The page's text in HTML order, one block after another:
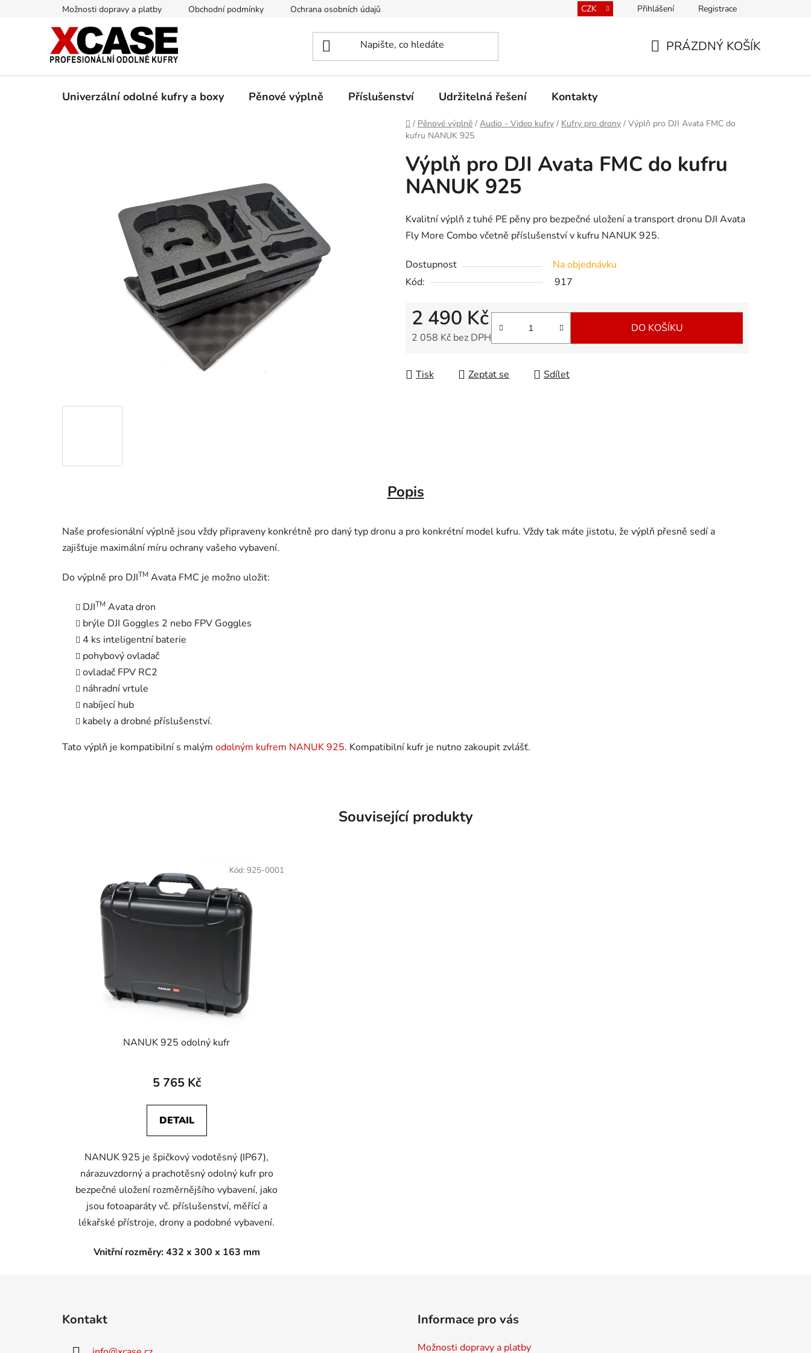
Možnosti dopravy a platby Obchodní podmínky Ochrana osobních údajů Prodávané značky Mapa serveru
CZK Přihlášení Registrace
PRÁZDNÝ KOŠÍK
Univerzální odolné kufry a boxy Pěnové výplně Příslušenství Udržitelná řešení Kontakty
Domů
/ Pěnové výplně / Audio - Video kufry / Kufry pro drony / Výplň pro DJI Avata FMC do
kufru NANUK 925
Výplň pro DJI Avata FMC do kufru
NANUK 925
Kvalitní výplň z tuhé PE pěny pro bezpečné uložení a transport dronu DJI Avata
Fly More Combo včetně příslušenství v kufru NANUK 925.
Dostupnost
Na objednávku
Kód:
917
2 490 Kč
2 058 Kč bez DPH
DO KOŠÍKU
Tisk Zeptat se Sdílet
Popis
Naše profesionální výplně jsou vždy připraveny konkrétně pro daný typ dronu a pro konkrétní model kufru. Vždy tak máte jistotu, že výplň přesně sedí a
zajišťuje maximální míru ochrany vašeho vybavení.
Do výplně pro DJITM Avata FMC je možno uložit:
DJITM Avata dron
brýle DJI Goggles 2 nebo FPV Goggles
4 ks inteligentní baterie
pohybový ovladač
ovladač FPV RC2
náhradní vrtule
nabíjecí hub
kabely a drobné příslušenství.
Tato výplň je kompatibilní s malým odolným kufrem NANUK 925. Kompatibilní kufr je nutno zakoupit zvlášť.
Související produkty
NANUK 925 odolný kufr
5 765 Kč
DETAIL
NANUK 925 je špičkový vodotěsný (IP67),
nárazuvzdorný a prachotěsný odolný kufr pro
bezpečné uložení rozměrnějšího vybavení, jako
jsou fotoaparáty vč. příslušenství, měřící a
lékařské přístroje, drony a podobné vybavení.
Vnitřní rozměry: 432 x 300 x 163 mm
Kód:925-0001
Kontakt Informace pro vás
Možnosti dopravy a platby